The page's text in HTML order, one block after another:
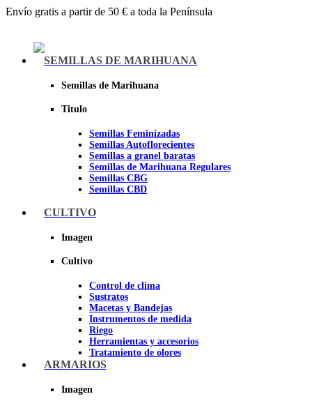
Envío gratis a partir de 50 € a toda la Península
SEMILLAS DE MARIHUANA
Semillas de Marihuana
Titulo
Semillas Feminizadas
Semillas Autoflorecientes
Semillas a granel baratas
Semillas de Marihuana Regulares
Semillas CBG
Semillas CBD
Sheer seeds
CULTIVO
Imagen
Cultivo
Control de clima
Sustratos
Macetas y Bandejas
Instrumentos de medida
Riego
Herramientas y accesorios
Tratamiento de olores
Insecticidas y fungicidas
Papel Reflectante para cultivo de
ARMARIOS
Imagen